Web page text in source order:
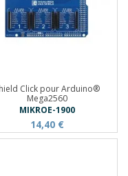
Click pour Arduino®
Mega2560
MIKROE-1900
14,40 €